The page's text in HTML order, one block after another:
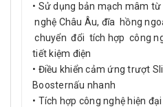
• Sử dụng bản mạch mâm
nghệ Châu Âu, đĩa hồng
chuyển đổi tích hợp công
tiết kiệm điện
• Điều khiển cảm ứng trượt
Boosternấu nhanh
• Tích hợp công nghệ hiện